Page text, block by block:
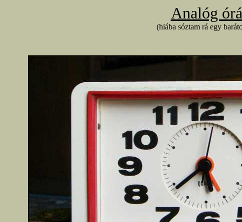
Analóg
(hiába sóztam rá egy